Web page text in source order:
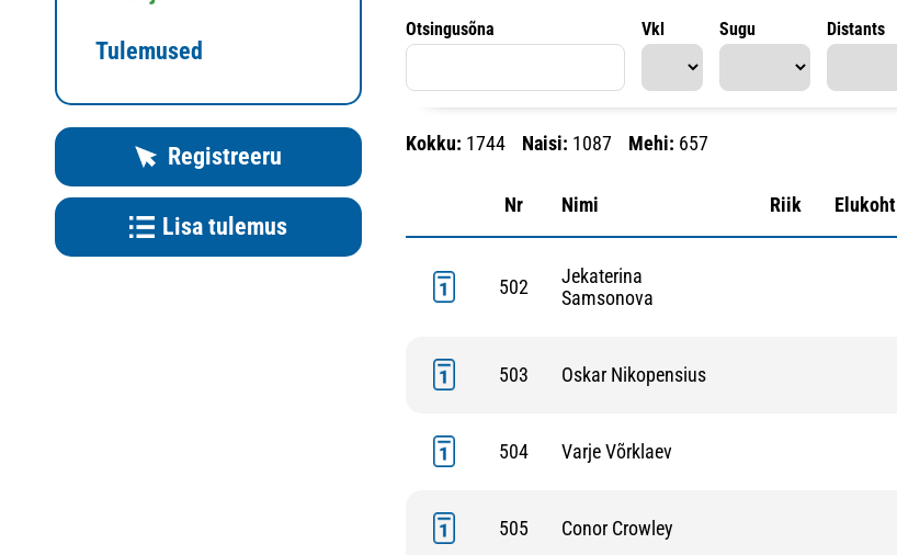
Tulemused
Registreeru
Lisa tulemus
Otsingusõna Vkl Sugu Distants
Kokku: 1744 Naisi: 1087 Mehi: 657
Nr Nimi Riik Elukoht
502
Jekaterina
Samsonova
503 Oskar Nikopensius
504 Varje Võrklaev
505 Conor Crowley